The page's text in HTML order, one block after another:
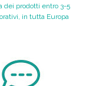
dei prodotti entro 3-5
in tutta Europa